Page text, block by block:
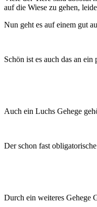
auf die Wiese zu gehen,
Nun geht es auf einem gut
Schön ist es auch das an
Auch ein Luchs Gehege
Der schon fast
Durch ein weiteres Gehege